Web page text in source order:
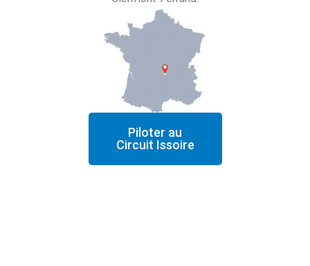
Piloter au
Circuit Issoire